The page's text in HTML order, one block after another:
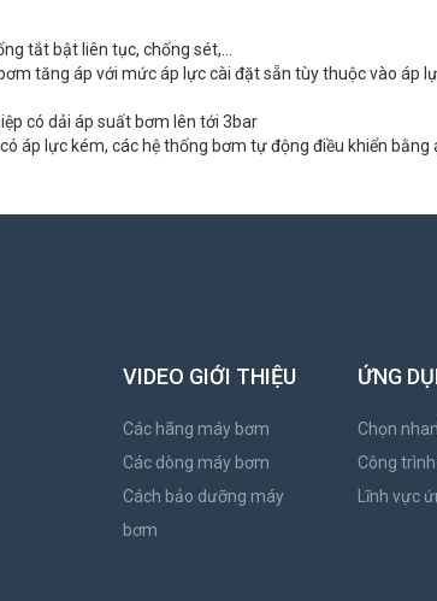
tắt bật liên tục, chống sét,...
tăng áp với mức áp lực cài đặt sẵn tùy thuộc vào áp
có dải áp suất bơm lên tới 3bar
áp lực kém, các hệ thống bơm tự động điều khiển bằng
VIDEO GIỚI THIỆU
Các hãng máy bơm
Các dòng máy bơm
Cách bảo dưỡng máy
bơm
ỨNG
Chọn
Công
Lĩnh vực